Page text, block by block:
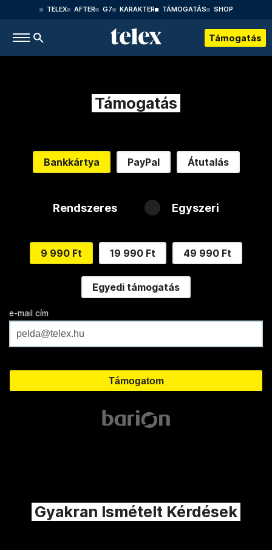
TELEX AFTER G7 KARAKTER TÁMOGATÁS SHOP
Támogatás
Támogatás
Bankkártya PayPal Átutalás
Rendszeres Egyszeri
9 990 Ft 19 990 Ft 49 990 Ft
Egyedi támogatás
e-mail cím
Gyakran Ismételt Kérdések